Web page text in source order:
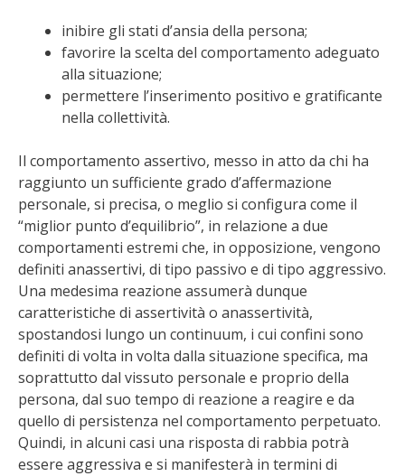
inibire gli stati d’ansia della persona;
favorire la scelta del comportamento adeguato
alla situazione;
permettere l’inserimento positivo e gratificante
nella collettività.
Il comportamento assertivo, messo in atto da chi ha
raggiunto un sufficiente grado d’affermazione
personale, si precisa, o meglio si configura come il
“miglior punto d’equilibrio”, in relazione a due
comportamenti estremi che, in opposizione, vengono
definiti anassertivi, di tipo passivo e di tipo aggressivo.
Una medesima reazione assumerà dunque
caratteristiche di assertività o anassertività,
spostandosi lungo un continuum, i cui confini sono
definiti di volta in volta dalla situazione specifica, ma
soprattutto dal vissuto personale e proprio della
persona, dal suo tempo di reazione a reagire e da
quello di persistenza nel comportamento perpetuato.
Quindi, in alcuni casi una risposta di rabbia potrà
essere aggressiva e si manifesterà in termini di